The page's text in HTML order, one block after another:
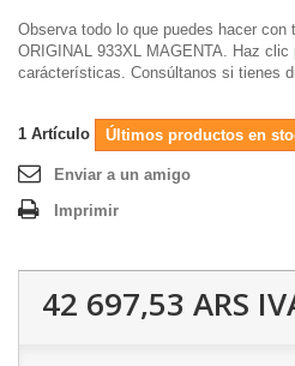
Observa todo lo que puedes hacer con
ORIGINAL 933XL MAGENTA. Haz clic
carácterísticas. Consúltanos si tienes
1 Artículo Últimos productos en
Enviar a un amigo
Imprimir
42 697,53 ARS